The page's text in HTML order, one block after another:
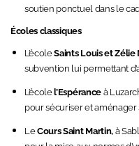
soutien ponctuel dans le
Écoles classiques
L’écoleSaints Louis et Zélie
subvention lui permettant
L’écolel’Espéranceà
pour sécuriser et aménager
LeCours Saint Martin,à